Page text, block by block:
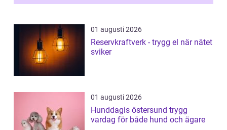
01 augusti 2026
Reservkraftverk - trygg el när nätet
sviker
01 augusti 2026
Hunddagis östersund trygg
vardag för både hund och ägare